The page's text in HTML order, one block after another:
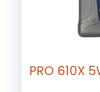
PRO 610X